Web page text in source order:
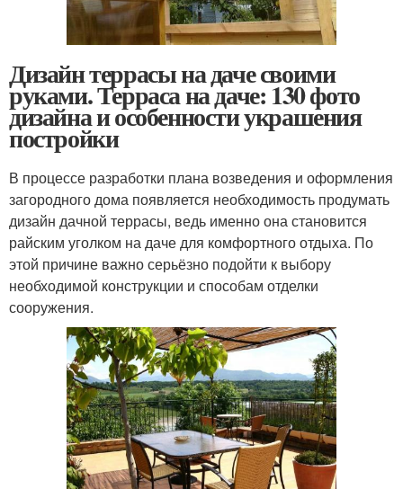
Дизайн террасы на даче своими
руками. Терраса на даче: 130 фото
дизайна и особенности украшения
постройки
В процессе разработки плана возведения и оформления
загородного дома появляется необходимость продумать
дизайн дачной террасы, ведь именно она становится
райским уголком на даче для комфортного отдыха. По
этой причине важно серьёзно подойти к выбору
необходимой конструкции и способам отделки
сооружения.